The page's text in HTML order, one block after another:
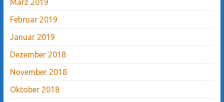
März 2019
Februar 2019
Januar 2019
Dezember 2018
November 2018
Oktober 2018